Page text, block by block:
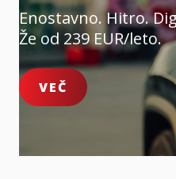
Enostavno. Hitro.
Že od 239 EUR/leto.
VEČ